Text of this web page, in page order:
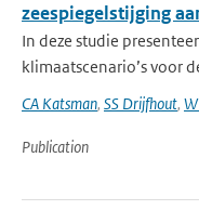
zeespiegelstijging
In deze studie
klimaatscenario’s voor
CA Katsman, SS Drijfhout,
Publication